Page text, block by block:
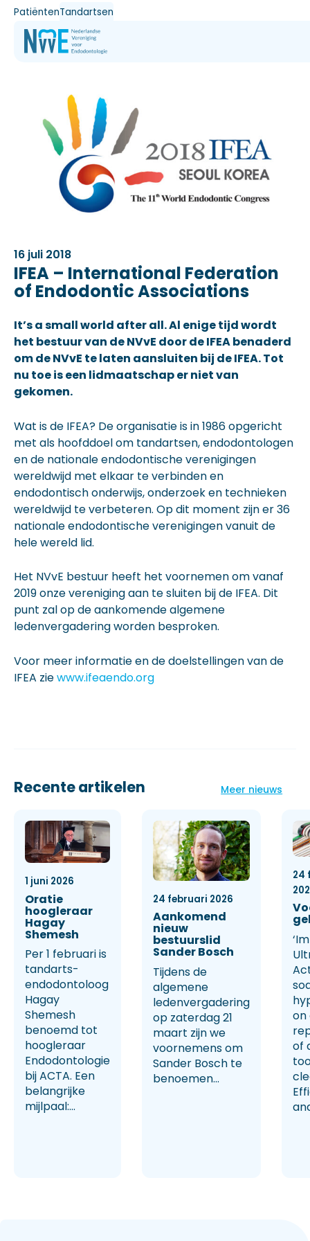
PatiëntenTandartsen
16 juli 2018
IFEA – International Federation
of Endodontic Associations
It’s a small world after all. Al enige tijd wordt
het bestuur van de NVvE door de IFEA benaderd
om de NVvE te laten aansluiten bij de IFEA. Tot
nu toe is een lidmaatschap er niet van
gekomen.
Wat is de IFEA? De organisatie is in 1986 opgericht
met als hoofddoel om tandartsen, endodontologen
en de nationale endodontische verenigingen
wereldwijd met elkaar te verbinden en
endodontisch onderwijs, onderzoek en technieken
wereldwijd te verbeteren. Op dit moment zijn er 36
nationale endodontische verenigingen vanuit de
hele wereld lid.
Het NVvE bestuur heeft het voornemen om vanaf
2019 onze vereniging aan te sluiten bij de IFEA. Dit
punt zal op de aankomende algemene
ledenvergadering worden besproken.
Voor meer informatie en de doelstellingen van de
IFEA ziewww.ifeaendo.org
Recente artikelen Meer nieuws
1 juni 2026
Oratie
hoogleraar
Hagay
Shemesh
Per 1 februari is
tandarts-
endodontoloog
Hagay
Shemesh
benoemd tot
hoogleraar
Endodontologie
bij ACTA. Een
belangrijke
mijlpaal:...
24 februari 2026
Aankomend
nieuw
bestuurslid
Sander Bosch
Tijdens de
algemene
ledenvergadering
op zaterdag 21
maart zijn we
voornemens om
Sander Bosch te
benoemen...
24
on
of